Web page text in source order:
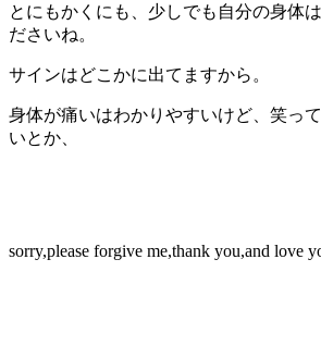
とにもかくにも、少しでも自分の身体
ださいね。
サインはどこかに出てますから。
身体が痛いはわかりやすいけど、笑っ
いとか、
sorry,please forgive me,thank you,and love